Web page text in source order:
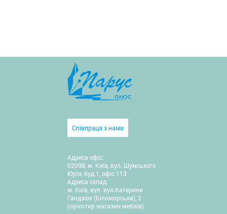
Співпраця з нами
Адреса офіс:
02098, м. Київ, вул. Шумського
Юрія, буд.1, офіс 113
Адреса склад:
м. Київ, вул. вул.Катерини
Гандзюк (Біломорська), 2
(орієнтир магазин меблів)